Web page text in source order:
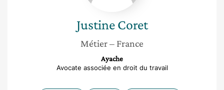
Justine Coret
Métier– France
Ayache
Avocate associée en droit du travail